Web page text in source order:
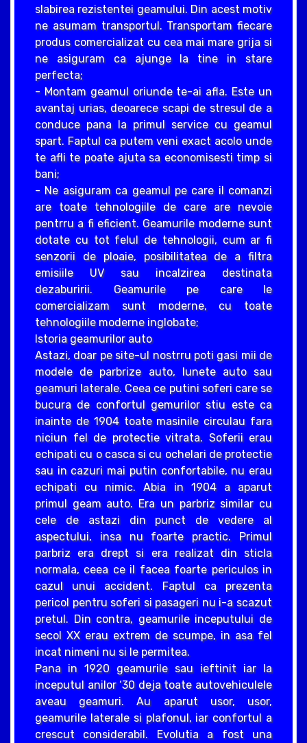
slabirea rezistentei geamului. Din acest motiv
ne asumam transportul. Transportam fiecare
produs comercializat cu cea mai mare grija si
ne asiguram ca ajunge la tine in stare
perfecta;
- Montam geamul oriunde te-ai afla. Este un
avantaj urias, deoarece scapi de stresul de a
conduce pana la primul service cu geamul
spart. Faptul ca putem veni exact acolo unde
te afli te poate ajuta sa economisesti timp si
bani;
- Ne asiguram ca geamul pe care il comanzi
are toate tehnologiile de care are nevoie
pentrru a fi eficient. Geamurile moderne sunt
dotate cu tot felul de tehnologii, cum ar fi
senzorii de ploaie, posibilitatea de a filtra
emisiile UV sau incalzirea destinata
dezaburirii. Geamurile pe care le
comercializam sunt moderne, cu toate
tehnologiile moderne inglobate;
Istoria geamurilor auto
Astazi, doar pe site-ul nostrru poti gasi mii de
modele de parbrize auto, lunete auto sau
geamuri laterale. Ceea ce putini soferi care se
bucura de confortul gemurilor stiu este ca
inainte de 1904 toate masinile circulau fara
niciun fel de protectie vitrata. Soferii erau
echipati cu o casca si cu ochelari de protectie
sau in cazuri mai putin confortabile, nu erau
echipati cu nimic. Abia in 1904 a aparut
primul geam auto. Era un parbriz similar cu
cele de astazi din punct de vedere al
aspectului, insa nu foarte practic. Primul
parbriz era drept si era realizat din sticla
normala, ceea ce il facea foarte periculos in
cazul unui accident. Faptul ca prezenta
pericol pentru soferi si pasageri nu i-a scazut
pretul. Din contra, geamurile inceputului de
secol XX erau extrem de scumpe, in asa fel
incat nimeni nu si le permitea.
Pana in 1920 geamurile sau ieftinit iar la
inceputul anilor ‘30 deja toate autovehiculele
aveau geamuri. Au aparut usor, usor,
geamurile laterale si plafonul, iar confortul a
crescut considerabil. Evolutia a fost una